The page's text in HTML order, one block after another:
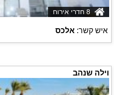
איש קשר: אלכס
וילה שנהב